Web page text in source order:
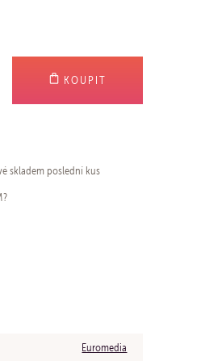
KOUPIT
skladem poslední kus
Euromedia